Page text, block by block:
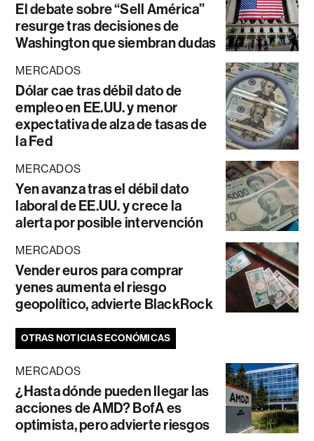
El debate sobre “Sell América”
resurge tras decisiones de
Washington que siembran dudas
MERCADOS
Dólar cae tras débil dato de
empleo en EE.UU. y menor
expectativa de alza de tasas de
la Fed
MERCADOS
Yen avanza tras el débil dato
laboral de EE.UU. y crece la
alerta por posible intervención
MERCADOS
Vender euros para comprar
yenes aumenta el riesgo
geopolítico, advierte BlackRock
OTRAS NOTICIAS ECONÓMICAS
MERCADOS
¿Hasta dónde pueden llegar las
acciones de AMD? BofA es
optimista, pero advierte riesgos